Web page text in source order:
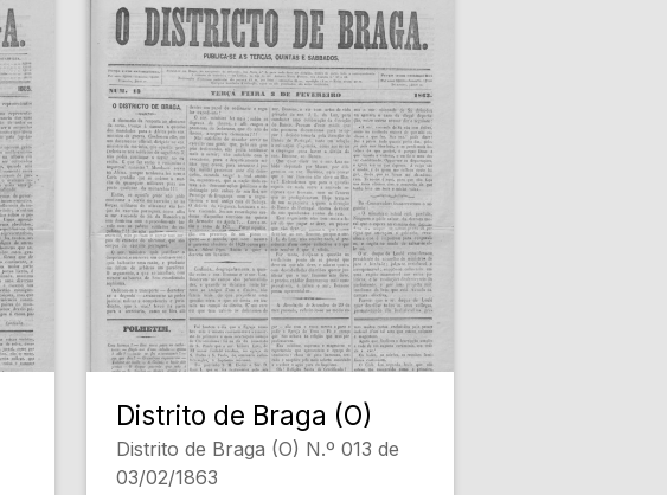
Distrito de Braga (O)
Distrito de Braga (O) N.º 013 de
03/02/1863